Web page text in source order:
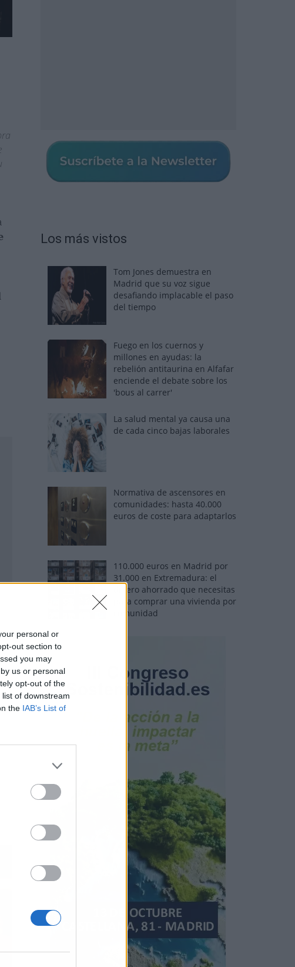
personal or
out section to
you may
us or personal
opt-out of the
of downstream
the IAB’s List of
Los más vistos
Tom Jones demuestra en
Madrid que su voz sigue
desafiando implacable el paso
del tiempo
Fuego en los cuernos y
millones en ayudas: la
rebelión antitaurina en Alfafar
enciende el debate sobre los
'bous al carrer'
La salud mental ya causa una
de cada cinco bajas laborales
Normativa de ascensores en
comunidades: hasta 40.000
euros de coste para adaptarlos
110.000 euros en Madrid por
31.000 en Extremadura: el
dinero ahorrado que necesitas
para comprar una vivienda por
comunidad